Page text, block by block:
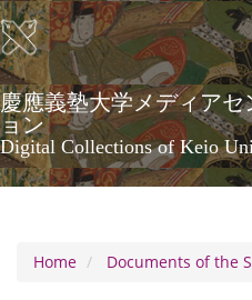
Skip
to
main
content
慶應義塾大学メディア
ョン
Digital Collections of Keio
Home
Documents of the